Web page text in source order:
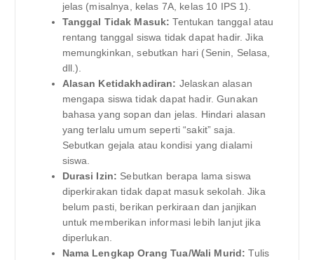
jelas (misalnya, kelas 7A, kelas 10 IPS 1).
Tanggal Tidak Masuk: Tentukan tanggal atau
rentang tanggal siswa tidak dapat hadir. Jika
memungkinkan, sebutkan hari (Senin, Selasa,
dll.).
Alasan Ketidakhadiran: Jelaskan alasan
mengapa siswa tidak dapat hadir. Gunakan
bahasa yang sopan dan jelas. Hindari alasan
yang terlalu umum seperti “sakit” saja.
Sebutkan gejala atau kondisi yang dialami
siswa.
Durasi Izin: Sebutkan berapa lama siswa
diperkirakan tidak dapat masuk sekolah. Jika
belum pasti, berikan perkiraan dan janjikan
untuk memberikan informasi lebih lanjut jika
diperlukan.
Nama Lengkap Orang Tua/Wali Murid: Tulis